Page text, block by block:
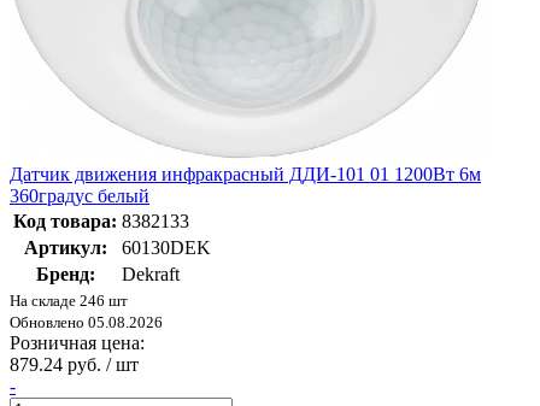
Датчик движения инфракрасный ДДИ-101 01 1200Вт 6м
360градус белый
Код товара: 8382133
Артикул:
60130DEK
Бренд:
Dekraft
На складе 246 шт
Обновлено 05.08.2026
Розничная цена:
879.24 руб. / шт
-